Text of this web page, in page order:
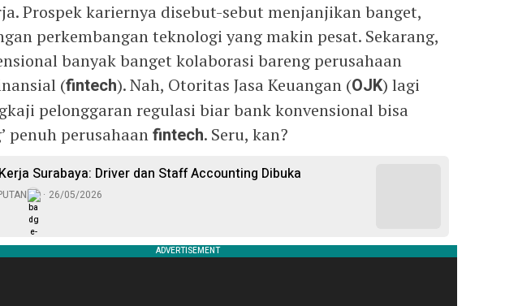
Prospek kariernya disebut-sebut menjanjikan banget,
perkembangan teknologi yang makin pesat. Sekarang,
banyak banget kolaborasi bareng perusahaan
(fintech). Nah, Otoritas Jasa Keuangan (OJK) lagi
pelonggaran regulasi biar bank konvensional bisa
penuh perusahaanfintech. Seru, kan?
Surabaya: Driver dan Staff Accounting Dibuka
26/05/2026